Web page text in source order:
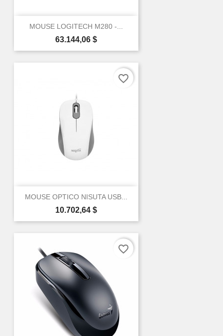
MOUSE LOGITECH M280 -...
Precio
63.144,06 $
MOUSE OPTICO NISUTA USB...
Precio
10.702,64 $
favorite_border
favorite_border